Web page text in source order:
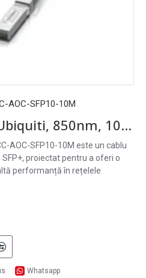
AOC-SFP10-10M
Cablu optic SFP+ Ubiquiti, 850nm, 10m, aqua - UACC-AOC-SFP10-10M
AOC-SFP10-10M este un cablu
proiectat pentru a oferi o
performanță în rețelele
Whatsapp